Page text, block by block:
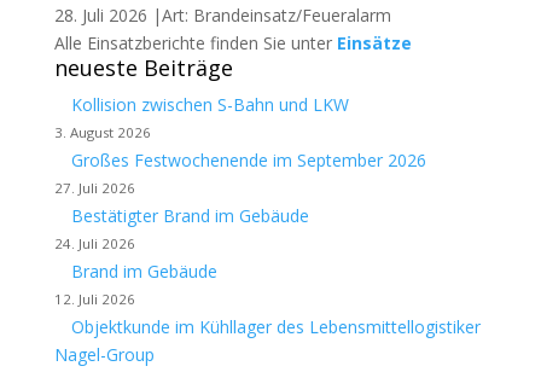
28. Juli 2026 |Art: Brandeinsatz/Feueralarm
Alle Einsatzberichte finden Sie unter Einsätze
neueste Beiträge
Kollision zwischen S-Bahn und LKW
3. August 2026
Großes Festwochenende im September 2026
27. Juli 2026
Bestätigter Brand im Gebäude
24. Juli 2026
Brand im Gebäude
12. Juli 2026
Objektkunde im Kühllager des Lebensmittellogistiker
Nagel-Group